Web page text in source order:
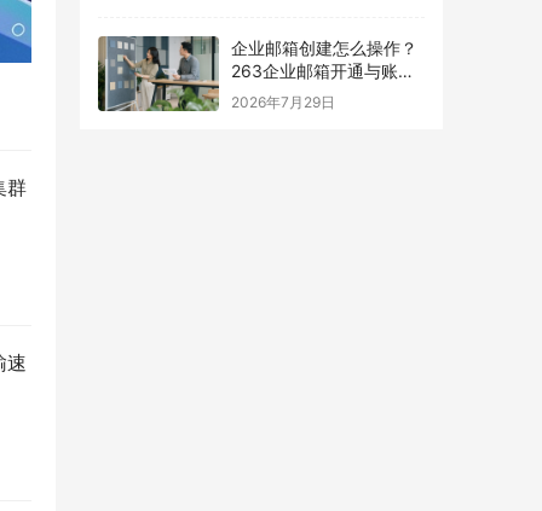
群
速
企业邮箱创建怎么操作？
263企业邮箱开通与账号
设置指南
2026年7月29日